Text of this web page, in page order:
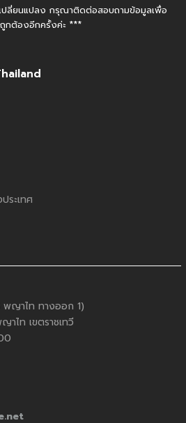
ปลี่ยนแปลง กรุณาติดต่อสอบถามข้อมูลเพื่อ
กต้องอีกครั้งค่ะ ***
ระเทศ
พญาไท ทางออก 1)
ไท เขตราชเทวี